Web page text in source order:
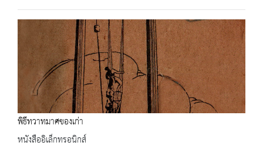
พิธีทวาทมาศของเก่า
หนังสืออิเล็กทรอนิกส์